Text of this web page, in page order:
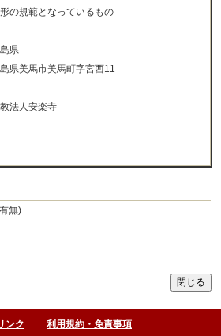
の規範となっているもの
県
県美馬市美馬町字宮西11
法人安楽寺
無)
ンク
利用規約・免責事項